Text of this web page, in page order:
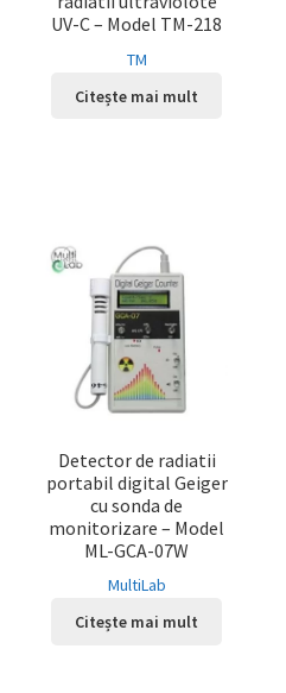
UV-C – Model TM-218
TM
Citește mai mult
Detector de radiatii
portabil digital Geiger
cu sonda de
monitorizare – Model
ML-GCA-07W
MultiLab
Citește mai mult